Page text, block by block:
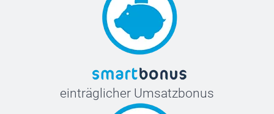
einträglicher Umsatzbonus